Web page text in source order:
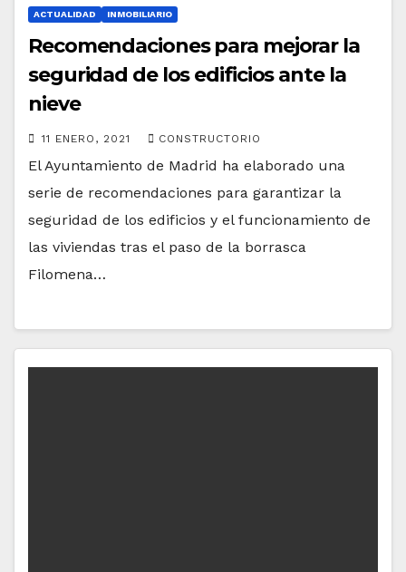
ACTUALIDAD INMOBILIARIO
Recomendaciones para mejorar la
seguridad de los edificios ante la
nieve
11 ENERO, 2021 CONSTRUCTORIO
El Ayuntamiento de Madrid ha elaborado una
serie de recomendaciones para garantizar la
seguridad de los edificios y el funcionamiento de
las viviendas tras el paso de la borrasca
Filomena…